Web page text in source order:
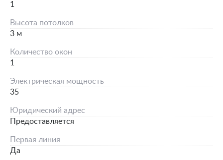
1
Высота потолков
3 м
Количество окон
1
Электрическая мощность
35
Юридический адрес
Предоставляется
Первая линия
Да